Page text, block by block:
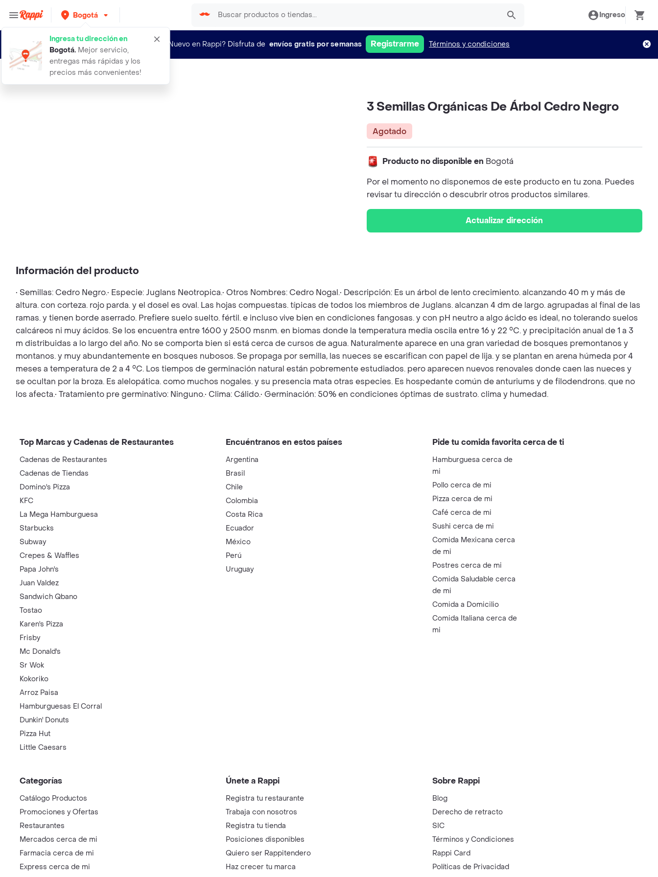
Bogotá
Ingresa tu dirección en
Bogotá. Mejor servicio,
entregas más rápidas y los
precios más convenientes!
Ingreso
¿Nuevo en Rappi? Disfruta de envíos gratis por semanas Registrarme Términos y condiciones
3 semillas organicas de arbol cedro
3 Semillas Orgánicas De Árbol Cedro Negro
Agotado
Producto no disponible en Bogotá
Por el momento no disponemos de este producto en tu zona. Puedes
revisar tu dirección o descubrir otros productos similares.
Actualizar dirección
Información del producto
• Semillas: Cedro Negro.• Especie: Juglans Neotropica.• Otros Nombres: Cedro Nogal.• Descripción: Es un árbol de lento crecimiento. alcanzando 40 m y más de
altura. con corteza. rojo parda. y el dosel es oval. Las hojas compuestas. típicas de todos los miembros de Juglans. alcanzan 4 dm de largo. agrupadas al final de las
ramas. y tienen borde aserrado. Prefiere suelo suelto. fértil. e incluso vive bien en condiciones fangosas. y con pH neutro a algo ácido es ideal, no tolerando suelos
calcáreos ni muy ácidos. Se los encuentra entre 1600 y 2500 msnm. en biomas donde la temperatura media oscila entre 16 y 22 °C. y precipitación anual de 1 a 3
m distribuidas a lo largo del año. No se comporta bien si está cerca de cursos de agua. Naturalmente aparece en una gran variedad de bosques premontanos y
montanos. y muy abundantemente en bosques nubosos. Se propaga por semilla, las nueces se escarifican con papel de lija. y se plantan en arena húmeda por 4
meses a temperatura de 2 a 4 °C. Los tiempos de germinación natural están pobremente estudiados. pero aparecen nuevos renovales donde caen las nueces y
se ocultan por la broza. Es alelopática. como muchos nogales. y su presencia mata otras especies. Es hospedante común de anturiums y de filodendrons. que no
los afecta.• Tratamiento pre germinativo: Ninguno.• Clima: Cálido.• Germinación: 50% en condiciones óptimas de sustrato. clima y humedad.
Top Marcas y Cadenas de Restaurantes
Cadenas de Restaurantes
Cadenas de Tiendas
Domino's Pizza
KFC
La Mega Hamburguesa
Starbucks
Subway
Crepes & Waffles
Papa John's
Juan Valdez
Sandwich Qbano
Tostao
Karen's Pizza
Frisby
Mc Donald's
Sr Wok
Kokoriko
Arroz Paisa
Hamburguesas El Corral
Dunkin' Donuts
Pizza Hut
Little Caesars
Encuéntranos en estos países
Argentina
Brasil
Chile
Colombia
Costa Rica
Ecuador
México
Perú
Uruguay
Pide tu comida favorita cerca de ti
Hamburguesa cerca de
mi
Pollo cerca de mi
Pizza cerca de mi
Café cerca de mi
Sushi cerca de mi
Comida Mexicana cerca
de mi
Postres cerca de mi
Comida Saludable cerca
de mi
Comida a Domicilio
Comida Italiana cerca de
mi
Categorías
Catálogo Productos
Promociones y Ofertas
Restaurantes
Mercados cerca de mi
Farmacia cerca de mi
Express cerca de mi
Únete a Rappi
Registra tu restaurante
Trabaja con nosotros
Registra tu tienda
Posiciones disponibles
Quiero ser Rappitendero
Haz crecer tu marca
Sobre Rappi
Blog
Derecho de retracto
SIC
Términos y Condiciones
Rappi Card
Políticas de Privacidad